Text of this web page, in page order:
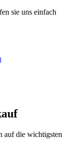
sie uns einfach
auf die wichtigsten